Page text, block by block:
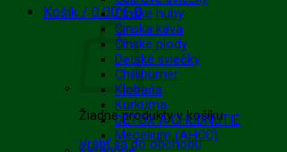
Košík / 0.00€ 0
Žiadne produkty v košíku.
Vrátiť sa do obchodu
Čínske huby
Čínska káva
Čínske plody
Detské sviečky
Chilliburner
Klobaňa
Kurkuma
DETOX A CHUDNUTIE
Mecelium (AHCC)